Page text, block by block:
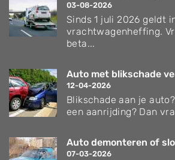
03-08-2026
Sinds 1 juli 2026 geldt
vrachtwagenheffing.
beta...
Auto met blikschade
12-04-2026
Blikschade aan je
een aanrijding? Dan
Auto demonteren of
07-03-2026